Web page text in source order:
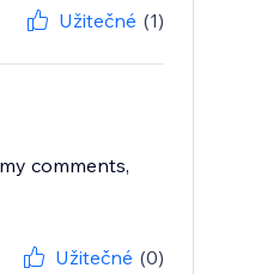
Užitečné (1)
comments,
Užitečné (0)